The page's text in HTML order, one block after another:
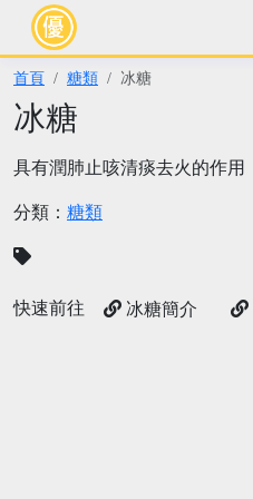
首頁 糖類 冰糖
冰糖
具有潤肺止咳清痰去火的作用
分類： 糖類
快速前往 冰糖簡介